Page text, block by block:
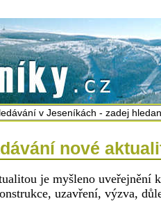
nové
je myšleno uveřejnění
uzavření, výzva,